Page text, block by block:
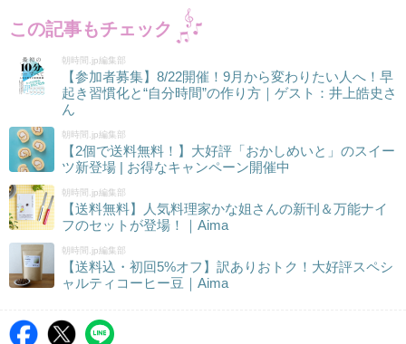
この記事もチェック
朝時間.jp編集部
【参加者募集】8/22開催！9月から変わりたい人へ！早
起き習慣化と“自分時間”の作り方｜ゲスト：井上皓史さ
ん
朝時間.jp編集部
【2個で送料無料！】大好評「おかしめいと」のスイー
ツ新登場 | お得なキャンペーン開催中
朝時間.jp編集部
【送料無料】人気料理家かな姐さんの新刊＆万能ナイ
フのセットが登場！｜Aima
朝時間.jp編集部
【送料込・初回5%オフ】訳ありおトク！大好評スペシ
ャルティコーヒー豆｜Aima